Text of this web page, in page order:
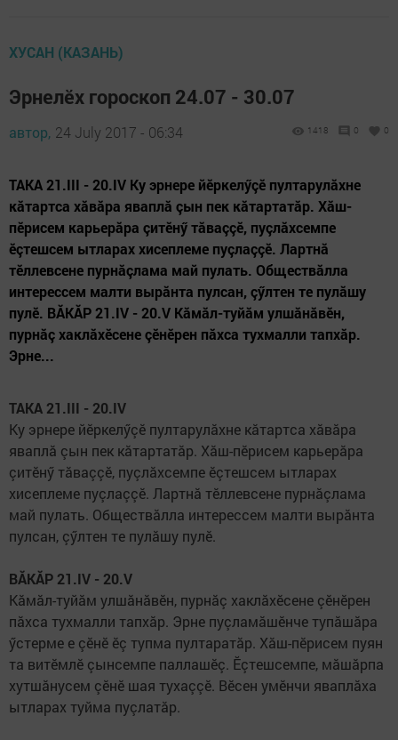
ХУСАН (КАЗАНЬ)
Эрнелӗх гороскоп 24.07 - 30.07
автор, 24 July 2017 - 06:34 1418 0 0
ТАКА 21.III - 20.IV Ку эрнере йӗркелӳçӗ пултарулăхне
кăтартса хăвăра яваплă çын пек кăтартатăр. Хăш-
пӗрисем карьерăра çитӗнӳ тăваççӗ, пуçлăхсемпе
ӗçтешсем ытларах хисеплеме пуçлаççӗ. Лартнă
тӗллевсене пурнăçлама май пулать. Обществăлла
интерессем малти вырăнта пулсан, çӳлтен те пулăшу
пулӗ. ВĂКĂР 21.IV - 20.V Кăмăл-туйăм улшăнăвӗн,
пурнăç хак­лăхӗсене çӗнӗрен пăхса тухмалли тапхăр.
Эрне...
ТАКА 21.III - 20.IV
Ку эрнере йӗркелӳçӗ пултарулăхне кăтартса хăвăра
яваплă çын пек кăтартатăр. Хăш-пӗрисем карьерăра
çитӗнӳ тăваççӗ, пуçлăхсемпе ӗçтешсем ытларах
хисеплеме пуçлаççӗ. Лартнă тӗллевсене пурнăçлама
май пулать. Обществăлла интерессем малти вырăнта
пулсан, çӳлтен те пулăшу пулӗ.
ВĂКĂР 21.IV - 20.V
Кăмăл-туйăм улшăнăвӗн, пурнăç хак­лăхӗсене çӗнӗрен
пăхса тухмалли тапхăр. Эрне пуçламăшӗнче тупăшăра
ӳстерме е çӗнӗ ӗç тупма пултаратăр. Хăш-пӗрисем пуян
та витӗмлӗ çынсемпе паллашӗç. Ӗçтешсемпе, мăшăрпа
хутшăнусем çӗнӗ шая тухаççӗ. Вӗсен умӗнчи яваплăха
ытларах туйма пуçлатăр.